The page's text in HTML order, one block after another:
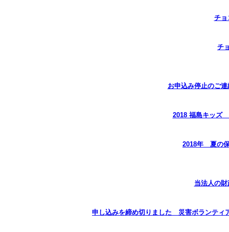
チ
チ
お申込み停止のご
2018 福島キッズ
2018年 夏の
当法人の
申し込みを締め切りました 災害ボランテ